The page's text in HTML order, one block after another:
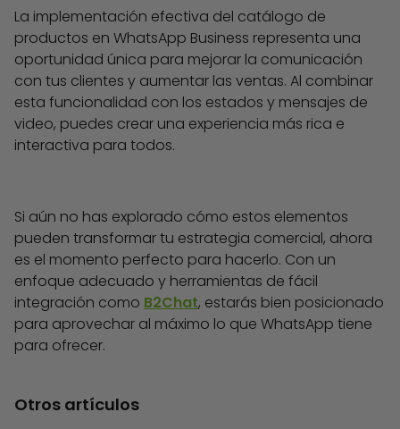
La implementación efectiva del catálogo de
productos en WhatsApp Business representa una
oportunidad única para mejorar la comunicación
con tus clientes y aumentar las ventas. Al combinar
esta funcionalidad con los estados y mensajes de
video, puedes crear una experiencia más rica e
interactiva para todos.
Si aún no has explorado cómo estos elementos
pueden transformar tu estrategia comercial, ahora
es el momento perfecto para hacerlo. Con un
enfoque adecuado y herramientas de fácil
integración como B2Chat, estarás bien posicionado
para aprovechar al máximo lo que WhatsApp tiene
para ofrecer.
Otros artículos